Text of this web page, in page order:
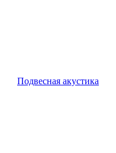
Подвесная акустика